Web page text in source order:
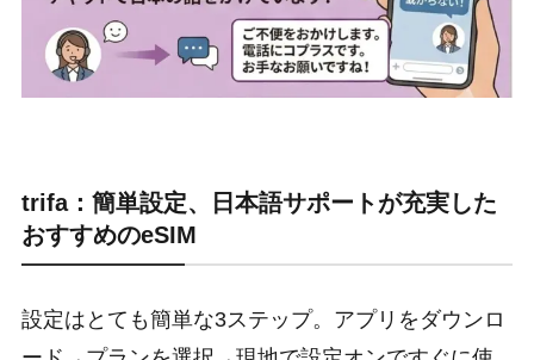
trifa：簡単設定、日本語サポートが充実した
おすすめのeSIM
設定はとても簡単な3ステップ。アプリをダウンロ